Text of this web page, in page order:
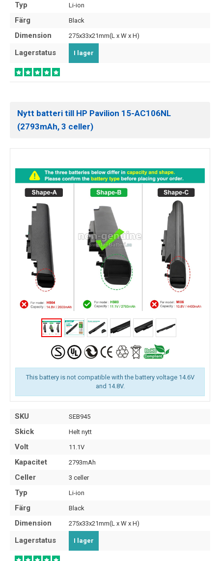
Typ Li-ion
Färg Black
Dimension 275x33x21mm(L x W x H)
Lagerstatus I lager
Nytt batteri till HP Pavilion 15-AC106NL
(2793mAh, 3 celler)
This battery is not compatible with the battery voltage 14.6V
and 14.8V.
SKU SEB945
Skick Helt nytt
Volt 11.1V
Kapacitet 2793mAh
Celler 3 celler
Typ Li-ion
Färg Black
Dimension 275x33x21mm(L x W x H)
Lagerstatus I lager